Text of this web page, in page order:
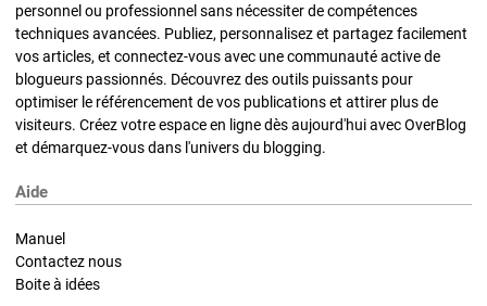
personnel ou professionnel sans nécessiter de compétences
techniques avancées. Publiez, personnalisez et partagez facilement
vos articles, et connectez-vous avec une communauté active de
blogueurs passionnés. Découvrez des outils puissants pour
optimiser le référencement de vos publications et attirer plus de
visiteurs. Créez votre espace en ligne dès aujourd'hui avec OverBlog
et démarquez-vous dans l'univers du blogging.
Aide
Manuel
Contactez nous
Boite à idées